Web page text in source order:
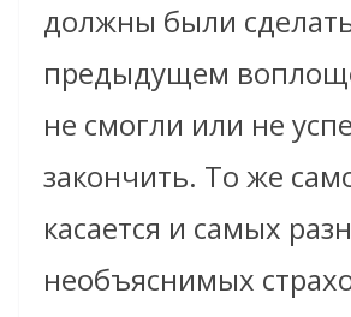
должны были
предыдущем
не смогли или не
закончить. То же
касается и самых
необъяснимых